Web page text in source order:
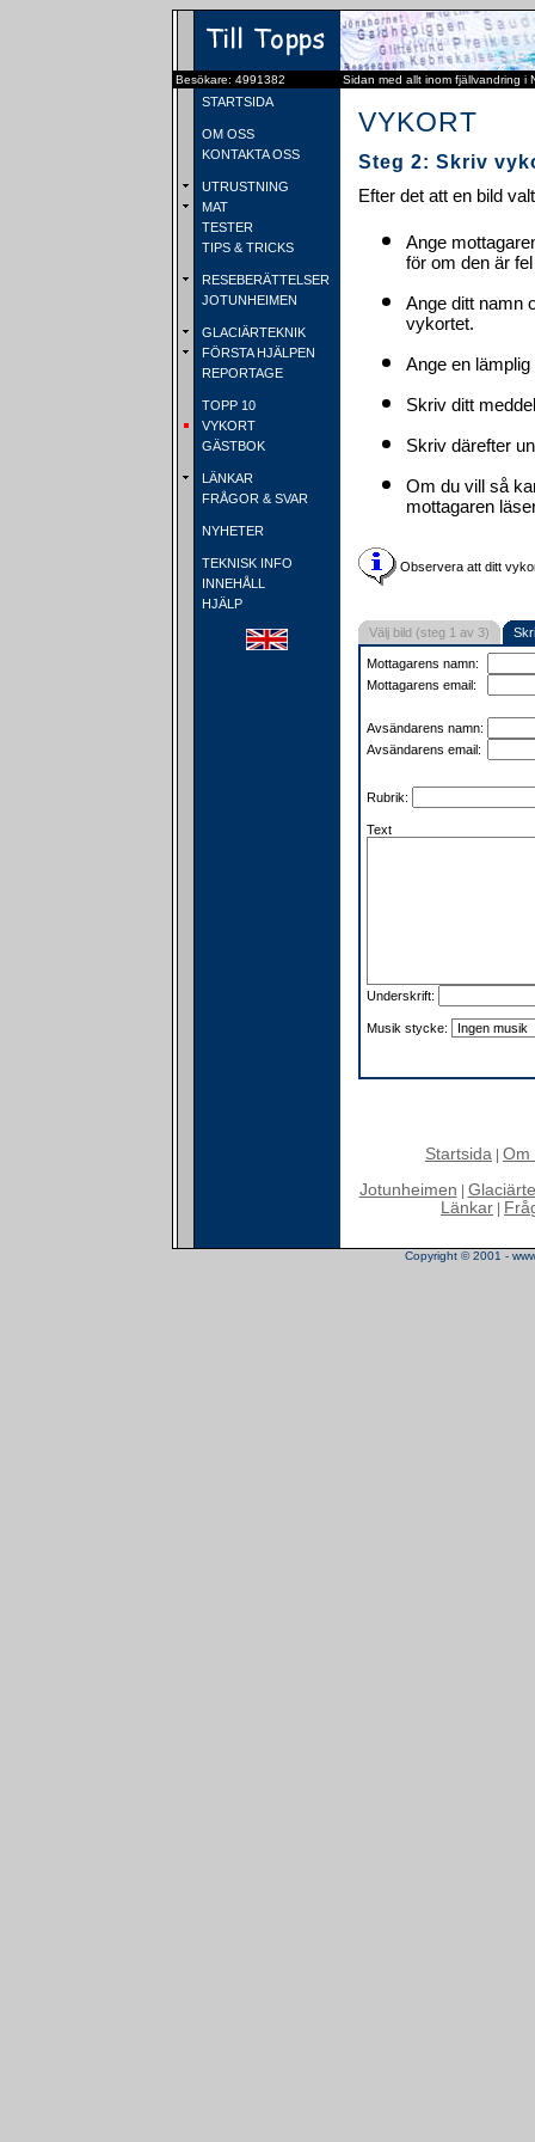
Besökare: 4991382 Sidan med allt inom fjällvandring i
STARTSIDA
OM OSS
KONTAKTA OSS
UTRUSTNING
MAT
TESTER
TIPS & TRICKS
RESEBERÄTTELSER
JOTUNHEIMEN
GLACIÄRTEKNIK
FÖRSTA HJÄLPEN
REPORTAGE
TOPP 10
VYKORT
GÄSTBOK
LÄNKAR
FRÅGOR & SVAR
NYHETER
TEKNISK INFO
INNEHÅLL
HJÄLP
VYKORT
Steg 2: Skriv
Efter det att en bild
Ange
för om den är
Ange ditt namn
vykortet.
Ange en lämplig
Skriv ditt
Skriv därefter
Om du vill så
mottagaren
Observera att ditt
Välj bild (steg 1 av 3)
Mottagarens namn:
Mottagarens email:
Avsändarens namn:
Avsändarens email:
Rubrik:
Text
Underskrift:
Musik stycke:
Startsida Om
Jotunheimen
Länkar
Copyright © 2001 -